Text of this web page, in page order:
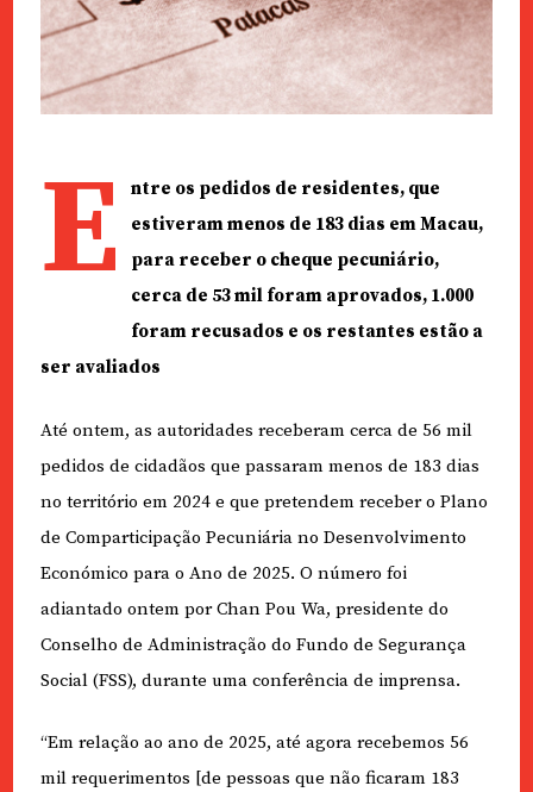
E
ntre os pedidos de residentes, que
estiveram menos de 183 dias em Macau,
para receber o cheque pecuniário,
cerca de 53 mil foram aprovados, 1.000
foram recusados e os restantes estão a
ser avaliados
Até ontem, as autoridades receberam cerca de 56 mil
pedidos de cidadãos que passaram menos de 183 dias
no território em 2024 e que pretendem receber o Plano
de Comparticipação Pecuniária no Desenvolvimento
Económico para o Ano de 2025. O número foi
adiantado ontem por Chan Pou Wa, presidente do
Conselho de Administração do Fundo de Segurança
Social (FSS), durante uma conferência de imprensa.
“Em relação ao ano de 2025, até agora recebemos 56
mil requerimentos [de pessoas que não ficaram 183